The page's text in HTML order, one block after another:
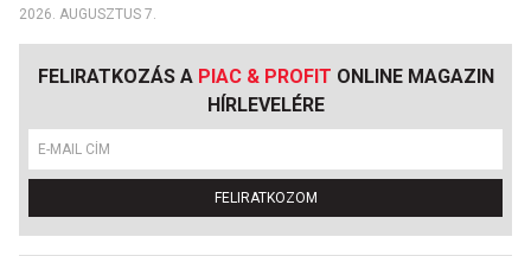
2026. AUGUSZTUS 7.
FELIRATKOZÁS A PIAC & PROFIT ONLINE MAGAZIN
HÍRLEVELÉRE
FELIRATKOZOM